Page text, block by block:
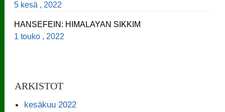
5 kesä , 2022
HANSEFEIN: HIMALAYAN SIKKIM
1 touko , 2022
ARKISTOT
kesäkuu 2022